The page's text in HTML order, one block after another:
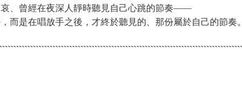
、曾經在夜深人靜時聽見自己心跳的節奏——
而是在唱放手之後，才終於聽見的、那份屬於自己的節奏。